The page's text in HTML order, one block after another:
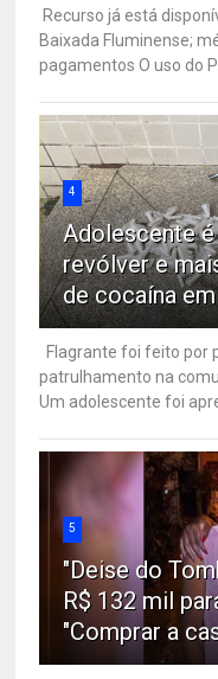
Recurso já está
Baixada Fluminense;
pagamentos O uso do
4
Adolescente
revólver e
de cocaína
Flagrante foi feito por
patrulhamento na
Um adolescente foi
5
"Deise do
R$ 132 mil
"Comprar a